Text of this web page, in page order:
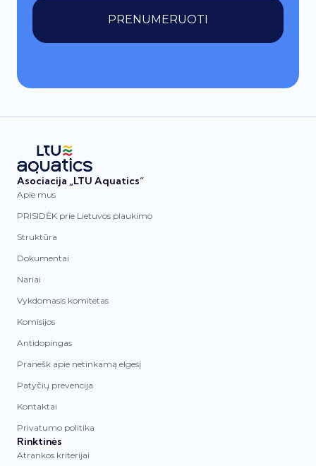
PRENUMERUOTI
Asociacija „LTU Aquatics“
Apie mus
PRISIDĖK prie Lietuvos plaukimo
Struktūra
Dokumentai
Nariai
Vykdomasis komitetas
Komisijos
Antidopingas
Pranešk apie netinkamą elgesį
Patyčių prevencija
Kontaktai
Privatumo politika
Rinktinės
Atrankos kriterijai